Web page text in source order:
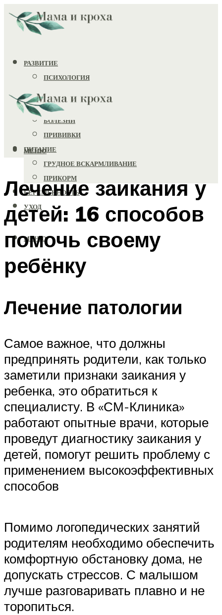
РАЗВИТИЕ
ПСИХОЛОГИЯ
ИГРУШКИ
ЗДОРОВЬЕ
БОЛЕЗНИ
ПРИВИВКИ
ПИТАНИЕ
ГРУДНОЕ ВСКАРМЛИВАНИЕ
ПРИКОРМ
БЕРЕМЕННОСТЬ
УХОД
МЕНЮ
МЕНЮ
Лечение заикания у
детей: 16 способов
помочь своему
ребёнку
Лечение патологии
Самое важное, что должны
предпринять родители, как только
заметили признаки заикания у
ребенка, это обратиться к
специалисту. В «СМ-Клиника»
работают опытные врачи, которые
проведут диагностику заикания у
детей, помогут решить проблему с
применением высокоэффективных
способов
Помимо логопедических занятий
родителям необходимо обеспечить
комфортную обстановку дома, не
допускать стрессов. С малышом
лучше разговаривать плавно и не
торопиться.